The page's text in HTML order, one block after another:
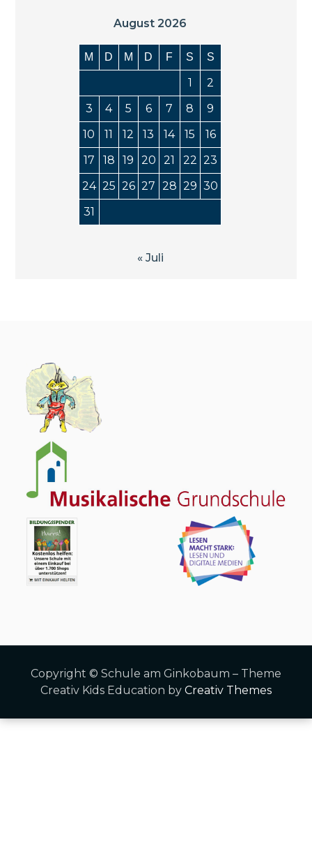
August 2026
M D M D F S S
1
2
3
4 5 6 7 8
9
10
11 12 13 14 15
16
17
18 19 20 21 22 23
24 25 26 27 28 29 30
31
« Juli
Copyright © Schule am Ginkobaum – Theme
Creativ Kids Education by Creativ Themes